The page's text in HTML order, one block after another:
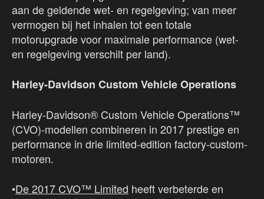
aan de geldende wet- en regelgeving; van meer
vermogen bij het inhalen tot een totale
motorupgrade voor maximale performance (wet-
en regelgeving verschilt per land).
Harley-Davidson Custom Vehicle Operations
Harley-Davidson® Custom Vehicle Operations™
(CVO)-modellen combineren in 2017 prestige en
performance in drie limited-edition factory-custom-
motoren.
•De 2017 CVO™ Limited heeft verbeterde en